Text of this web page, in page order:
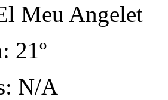
Meu Angelet
21º
N/A